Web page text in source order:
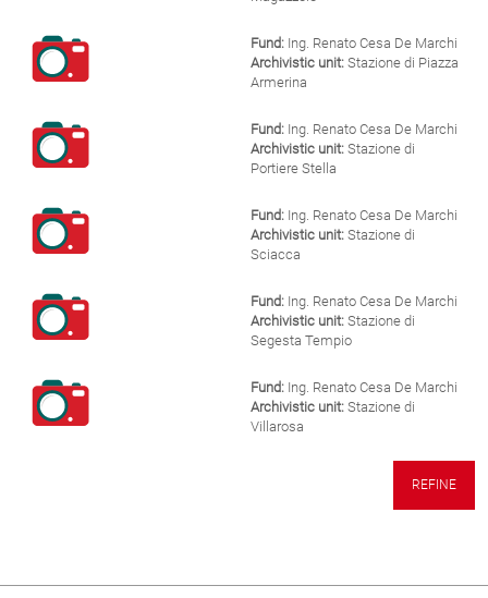
Fund: Ing. Renato Cesa De Marchi
Archivistic unit: Stazione di Piazza
Armerina
Fund: Ing. Renato Cesa De Marchi
Archivistic unit: Stazione di
Portiere Stella
Fund: Ing. Renato Cesa De Marchi
Archivistic unit: Stazione di
Sciacca
Fund: Ing. Renato Cesa De Marchi
Archivistic unit: Stazione di
Segesta Tempio
Fund: Ing. Renato Cesa De Marchi
Archivistic unit: Stazione di
Villarosa
REFINE